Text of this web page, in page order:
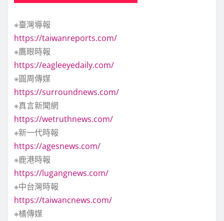
※臺灣導報
https://taiwanreports.com/
※鷹眼時報
https://eagleeyedaily.com/
※圓周傳媒
https://surroundnews.com/
※真言新聞網
https://wetruthnews.com/
※新一代時報
https://agesnews.com/
※鹿港時報
https://lugangnews.com/
※中台灣時報
https://taiwancnews.com/
※橘傳媒